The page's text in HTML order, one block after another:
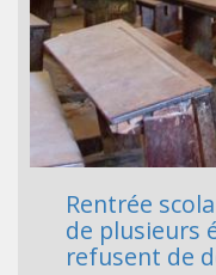
Rentrée
de plusieurs
refusent de